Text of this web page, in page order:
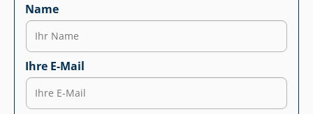
Name
Ihre E-Mail